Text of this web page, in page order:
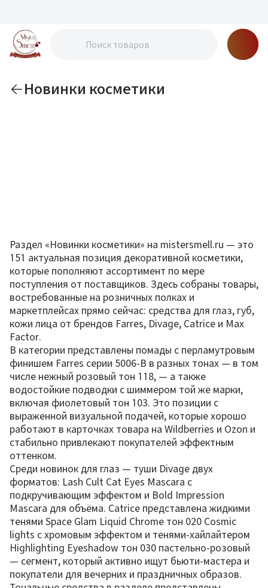
Новинки косметики
Раздел «Новинки косметики» на mistersmell.ru — это
151 актуальная позиция декоративной косметики,
которые пополняют ассортимент по мере
поступления от поставщиков. Здесь собраны товары,
востребованные на розничных полках и
маркетплейсах прямо сейчас: средства для глаз, губ,
кожи лица от брендов Farres, Divage, Catrice и Max
Factor.
В категории представлены помады с перламутровым
финишем Farres серии 5006-B в разных тонах — в том
числе нежный розовый тон 118, — а также
водостойкие подводки с шиммером той же марки,
включая фиолетовый тон 103. Это позиции с
выраженной визуальной подачей, которые хорошо
работают в карточках товара на Wildberries и Ozon и
стабильно привлекают покупателей эффектным
оттенком.
Среди новинок для глаз — туши Divage двух
форматов: Lash Cult Cat Eyes Mascara с
подкручивающим эффектом и Bold Impression
Mascara для объёма. Catrice представлена жидкими
тенями Space Glam Liquid Chrome тон 020 Cosmic
lights с хромовым эффектом и тенями-хайлайтером
Highlighting Eyeshadow тон 030 пастельно-розовый
— сегмент, который активно ищут бьюти-мастера и
покупатели для вечерних и праздничных образов.